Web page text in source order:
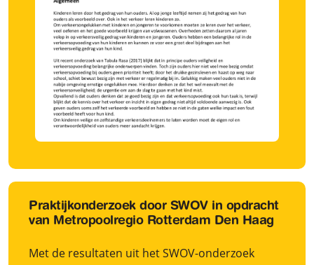
Praktijkonderzoek door SWOV in opdracht
van Metropoolregio Rotterdam Den Haag
Met de resultaten uit het SWOV-onderzoek